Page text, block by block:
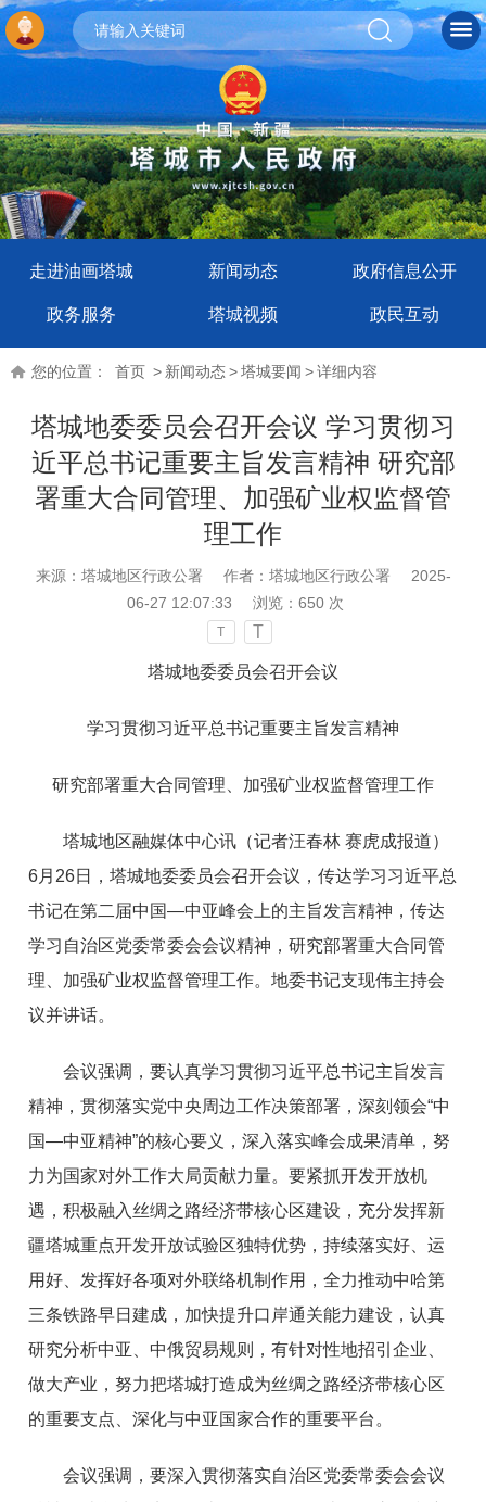
走进油画塔城 新闻动态 政府信息公开
政务服务 塔城视频 政民互动
您的位置： 首页 > 新闻动态>塔城要闻 >详细内容
塔城地委委员会召开会议 学习贯彻习
近平总书记重要主旨发言精神 研究部
署重大合同管理、加强矿业权监督管
理工作
来源：塔城地区行政公署 作者：塔城地区行政公署
2025-
06-27 12:07:33
浏览： 650次
T T
塔城地委委员会召开会议
学习贯彻习近平总书记重要主旨发言精神
研究部署重大合同管理、加强矿业权监督管理工作
塔城地区融媒体中心讯（记者汪春林 赛虎成报道）
6月26日，塔城地委委员会召开会议，传达学习习近平总
书记在第二届中国—中亚峰会上的主旨发言精神，传达
学习自治区党委常委会会议精神，研究部署重大合同管
理、加强矿业权监督管理工作。地委书记支现伟主持会
议并讲话。
会议强调，要认真学习贯彻习近平总书记主旨发言
精神，贯彻落实党中央周边工作决策部署，深刻领会“中
国—中亚精神”的核心要义，深入落实峰会成果清单，努
力为国家对外工作大局贡献力量。要紧抓开发开放机
遇，积极融入丝绸之路经济带核心区建设，充分发挥新
疆塔城重点开发开放试验区独特优势，持续落实好、运
用好、发挥好各项对外联络机制作用，全力推动中哈第
三条铁路早日建成，加快提升口岸通关能力建设，认真
研究分析中亚、中俄贸易规则，有针对性地招引企业、
做大产业，努力把塔城打造成为丝绸之路经济带核心区
的重要支点、深化与中亚国家合作的重要平台。
会议强调，要深入贯彻落实自治区党委常委会会议